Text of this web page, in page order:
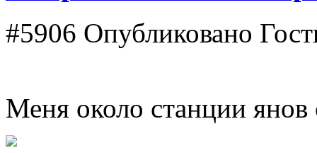
#5906 Опубликовано
Меня около станции янов